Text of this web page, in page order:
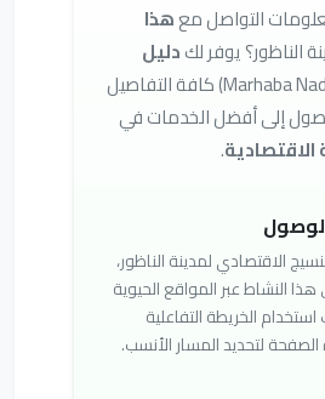
التواصل معهذا
الناظور؟ يوفر لكدليل
(Marhaba Nador) كافة التفاصيل
إلى أفضل الخدمات في
الاقتصادية.
الاقتصادي لمدينة الناظور،
النشاط عبر المواقع الحيوية
الخريطة التفاعلية
لتحديد المسار الأنسب.